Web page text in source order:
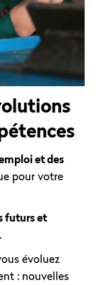
et des
pour votre
futurs et
évoluez
: nouvelles